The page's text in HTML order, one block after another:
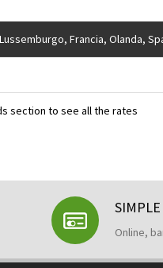
Francia, Olanda,
section to see all the rates
Online,